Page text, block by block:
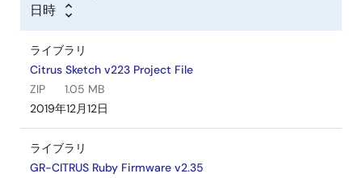
日時
ライブラリ
Citrus Sketch v223 Project File
ZIP
1.05 MB
2019年12月12日
ライブラリ
GR-CITRUS Ruby Firmware v2.35